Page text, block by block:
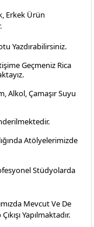
Erkek Ürün
Yazdırabilirsiniz.
Geçmeniz Rica
Alkol, Çamaşır Suyu
Atölyelerimizde
Stüdyolarda
Mevcut Ve De
Yapılmaktadır.